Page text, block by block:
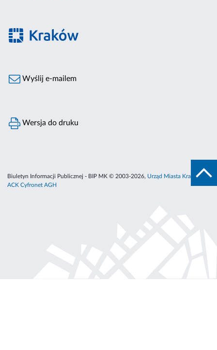
Wyślij e-mailem
Wersja do druku
Biuletyn Informacji Publicznej - BIP MK © 2003-2026, Urząd Miasta Krakowa
ACK Cyfronet AGH